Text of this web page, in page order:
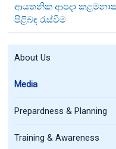
ආයතනික ආපදා
පිළිබඳ රැස්වීම
About Us
Media
Prepardness & Planning
Training & Awareness